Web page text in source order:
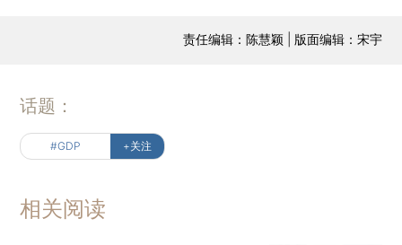
责任编辑：陈慧颖 | 版面编辑：宋宇
话题：
#GDP +关注
相关阅读